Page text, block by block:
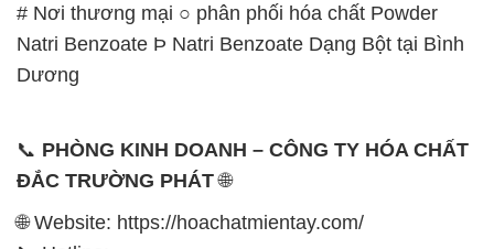
# Nơi thương mại ○ phân phối hóa chất Powder
Natri Benzoate Þ Natri Benzoate Dạng Bột tại Bình
Dương
📞 PHÒNG KINH DOANH – CÔNG TY HÓA CHẤT
ĐẮC TRƯỜNG PHÁT🌐
🌐 Website: https://hoachatmientay.com/